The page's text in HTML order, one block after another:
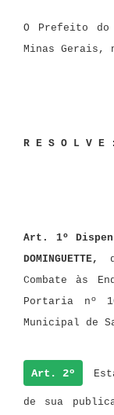
O Prefeito do
Minas Gerais,
R E S O L V E :
Art. 1º
DOMINGUETTE,
Combate às
Portaria
nº
Municipal de
Art. 2º
de sua